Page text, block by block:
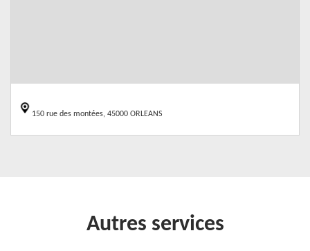
150 rue des montées, 45000 ORLEANS
Autres services